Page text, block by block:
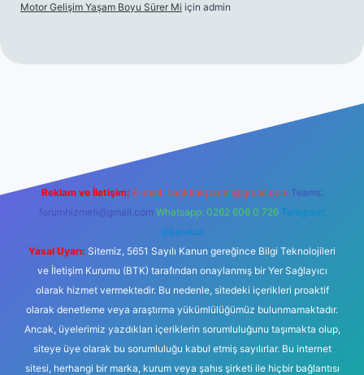
Motor Gelişim Yaşam Boyu Sürer Mi için admin
Reklam ve İletişim: E-mail: backlinkpaneli@gmail.com Teams:
forumhizmeti@gmail.com Whatsapp: 0262 606 0 726 Telegram:
@karabul
Yasal Uyarı: Sitemiz, 5651 Sayılı Kanun gereğince Bilgi Teknolojileri
ve İletişim Kurumu (BTK) tarafından onaylanmış bir Yer Sağlayıcı
olarak hizmet vermektedir. Bu nedenle, sitedeki içerikleri proaktif
olarak denetleme veya araştırma yükümlülüğümüz bulunmamaktadır.
Ancak, üyelerimiz yazdıkları içeriklerin sorumluluğunu taşımakta olup,
siteye üye olarak bu sorumluluğu kabul etmiş sayılırlar. Bu internet
sitesi, herhangi bir marka, kurum veya şahıs şirketi ile hiçbir bağlantısı